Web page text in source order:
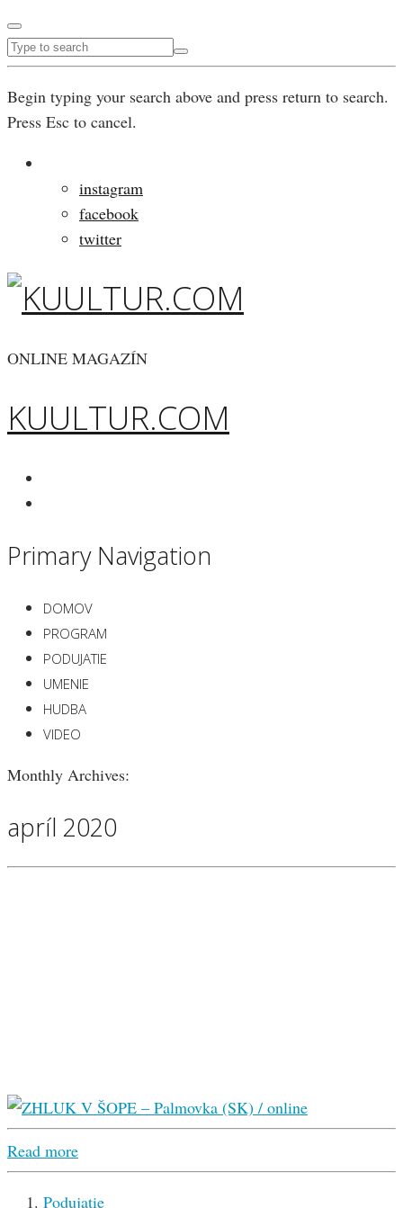
Begin typing your search above and press return to search.
Press Esc to cancel.
instagram
facebook
twitter
ONLINE MAGAZÍN
KUULTUR.COM
Primary Navigation
DOMOV
PROGRAM
PODUJATIE
UMENIE
HUDBA
VIDEO
Monthly Archives:
apríl 2020
Read more
Podujatie